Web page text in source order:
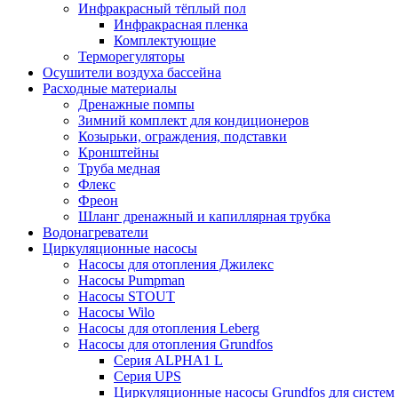
Инфракрасный тёплый пол
Инфракрасная пленка
Комплектующие
Терморегуляторы
Осушители воздуха бассейна
Расходные материалы
Дренажные помпы
Зимний комплект для кондиционеров
Козырьки, ограждения, подставки
Кронштейны
Труба медная
Флекс
Фреон
Шланг дренажный и капиллярная трубка
Водонагреватели
Циркуляционные насосы
Насосы для отопления Джилекс
Насосы Pumpman
Насосы STOUT
Насосы Wilo
Насосы для отопления Leberg
Насосы для отопления Grundfos
Серия ALPHA1 L
Серия UPS
Циркуляционные насосы Grundfos для